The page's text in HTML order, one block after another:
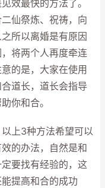
最快的方法了。
仙祭炼、祝祷，向
所以离婚是有原因
将两个人再度牵连
的是，大家在使用
道长，道长会指导
你和合。
上3种方法希望可以
的办法，自然是和
要找有经验的，这
提高和合的成功